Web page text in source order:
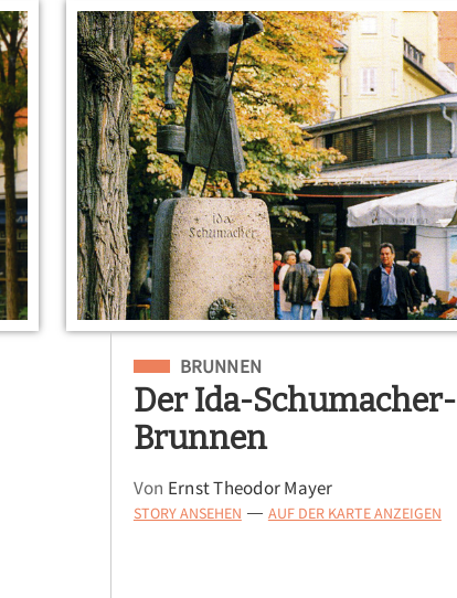
Eingeordnet unter
BRUNNEN
Der Ida-Schumacher-
Brunnen
Von Ernst Theodor Mayer
STORY ANSEHEN — AUF DER KARTE ANZEIGEN